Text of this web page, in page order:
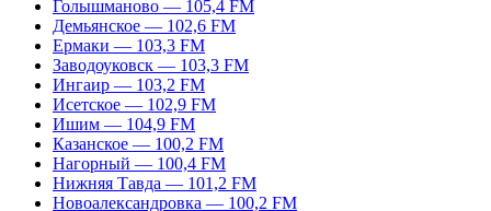
Голышманово — 105,4 FM
Демьянское — 102,6 FM
Ермаки — 103,3 FM
Заводоуковск — 103,3 FM
Ингаир — 103,2 FM
Исетское — 102,9 FM
Ишим — 104,9 FM
Казанское — 100,2 FM
Нагорный — 100,4 FM
Нижняя Тавда — 101,2 FM
Новоалександровка — 100,2 FM